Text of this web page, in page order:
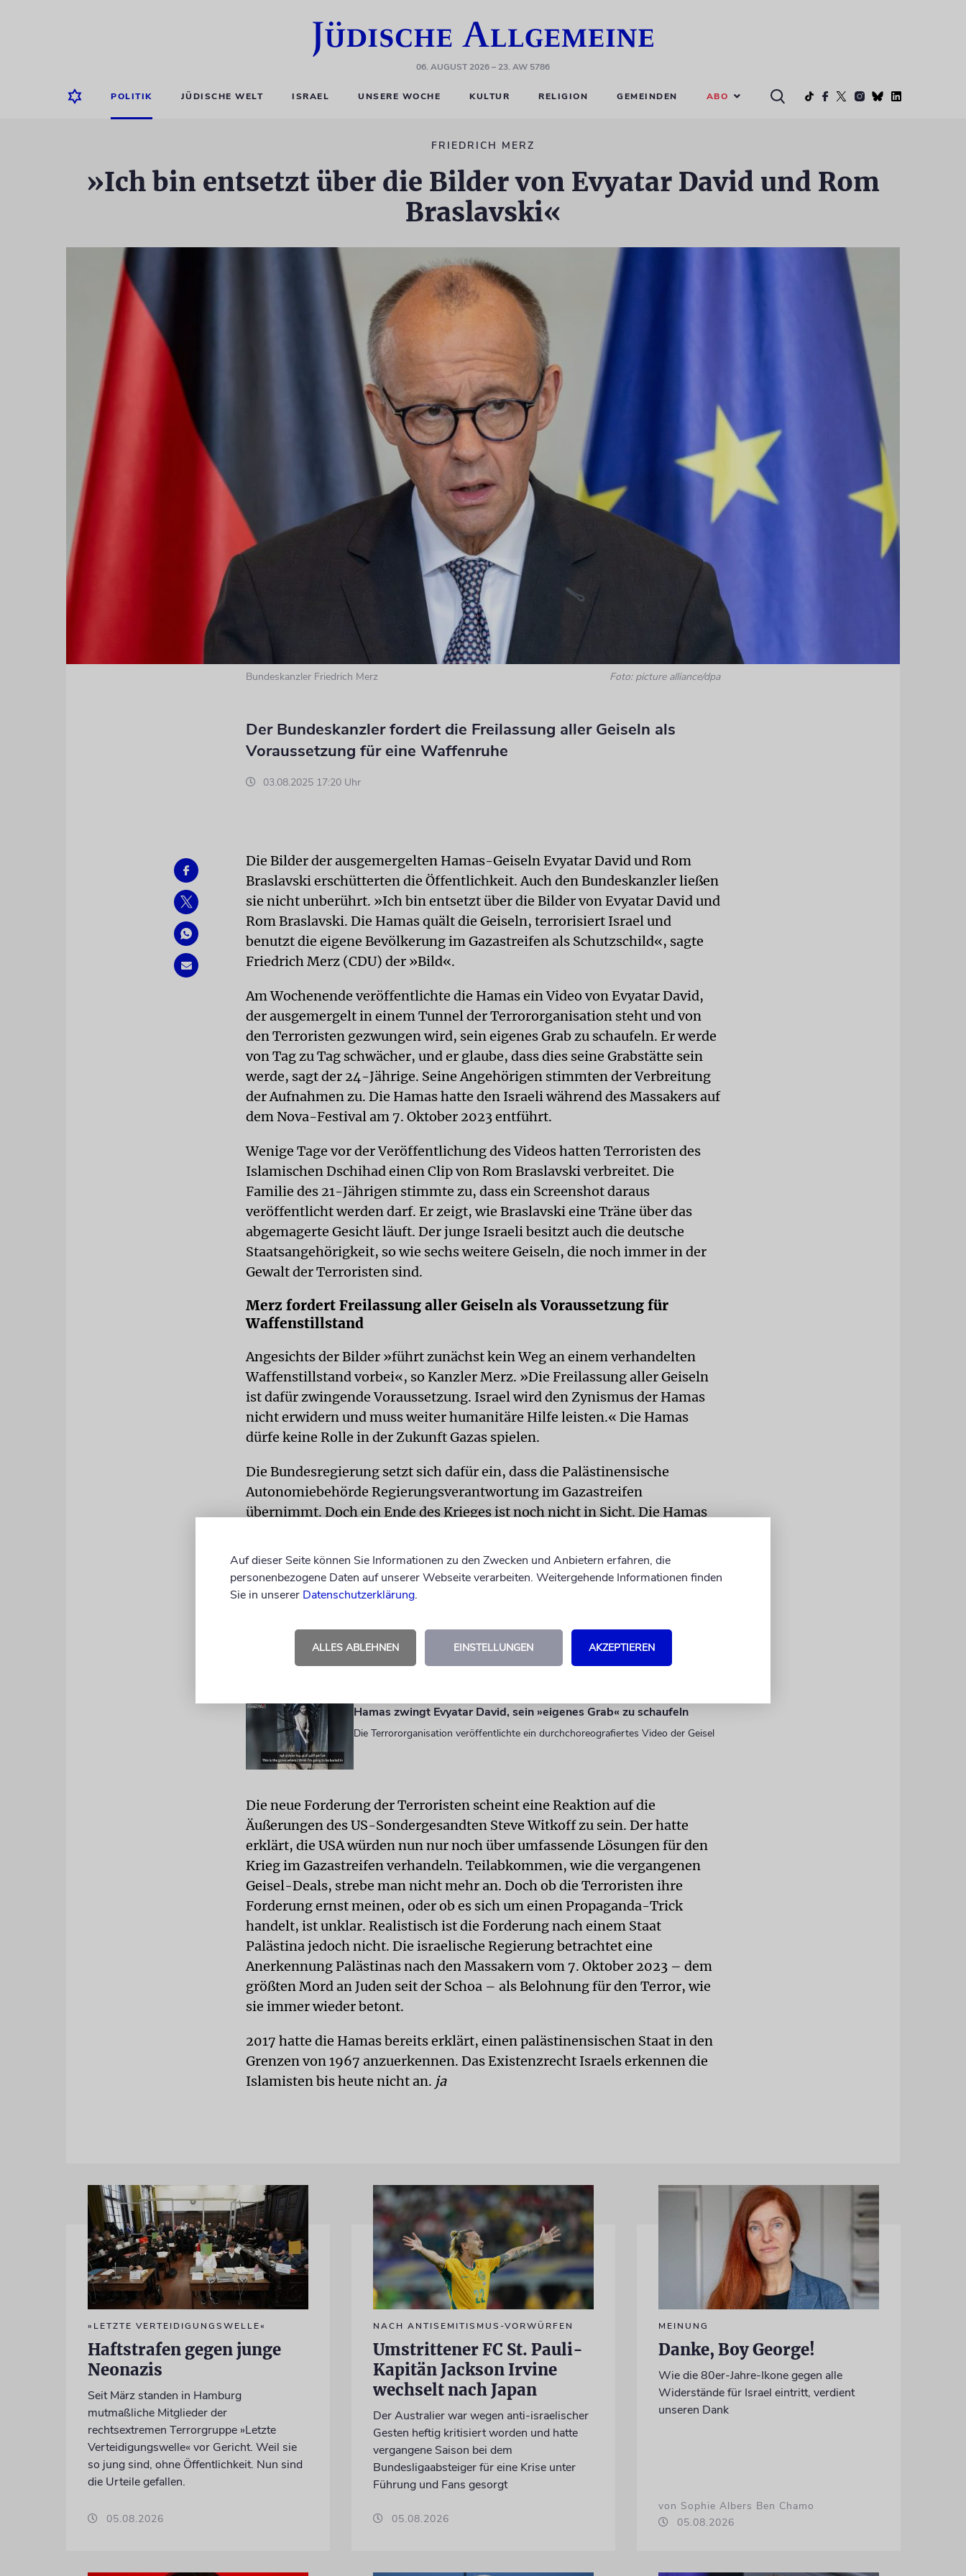
06. AUGUST 2026– 23. AW 5786
POLITIK JÜDISCHE WELT ISRAEL UNSERE WOCHE KULTUR RELIGION GEMEINDEN ABO
FRIEDRICH MERZ
»Ich bin entsetzt über die Bilder von Evyatar David und Rom
Braslavski«
Bundeskanzler Friedrich Merz Foto: picture alliance/dpa
Der Bundeskanzler fordert die Freilassung aller Geiseln als
Voraussetzung für eine Waffenruhe
03.08.2025 17:20 Uhr
Die Bilder der ausgemergelten Hamas-Geiseln Evyatar David und Rom
Braslavski erschütterten die Öffentlichkeit. Auch den Bundeskanzler ließen
sie nicht unberührt. »Ich bin entsetzt über die Bilder von Evyatar David und
Rom Braslavski. Die Hamas quält die Geiseln, terrorisiert Israel und
benutzt die eigene Bevölkerung im Gazastreifen als Schutzschild«, sagte
Friedrich Merz (CDU) der »Bild«.
Am Wochenende veröffentlichte die Hamas ein Video von Evyatar David,
der ausgemergelt in einem Tunnel der Terrororganisation steht und von
den Terroristen gezwungen wird, sein eigenes Grab zu schaufeln. Er werde
von Tag zu Tag schwächer, und er glaube, dass dies seine Grabstätte sein
werde, sagt der 24-Jährige. Seine Angehörigen stimmten der Verbreitung
der Aufnahmen zu. Die Hamas hatte den Israeli während des Massakers auf
dem Nova-Festival am 7. Oktober 2023 entführt.
Wenige Tage vor der Veröffentlichung des Videos hatten Terroristen des
Islamischen Dschihad einen Clip von Rom Braslavski verbreitet. Die
Familie des 21-Jährigen stimmte zu, dass ein Screenshot daraus
veröffentlicht werden darf. Er zeigt, wie Braslavski eine Träne über das
abgemagerte Gesicht läuft. Der junge Israeli besitzt auch die deutsche
Staatsangehörigkeit, so wie sechs weitere Geiseln, die noch immer in der
Gewalt der Terroristen sind.
Merz fordert Freilassung aller Geiseln als Voraussetzung für
Waffenstillstand
Angesichts der Bilder »führt zunächst kein Weg an einem verhandelten
Waffenstillstand vorbei«, so Kanzler Merz. »Die Freilassung aller Geiseln
ist dafür zwingende Voraussetzung. Israel wird den Zynismus der Hamas
nicht erwidern und muss weiter humanitäre Hilfe leisten.« Die Hamas
dürfe keine Rolle in der Zukunft Gazas spielen.
Die Bundesregierung setzt sich dafür ein, dass die Palästinensische
Autonomiebehörde Regierungsverantwortung im Gazastreifen
übernimmt. Doch ein Ende des Krieges ist noch nicht in Sicht. Die Hamas
Palästina gegründet worden sei.
LESEN SIE AUCH
Islamischer Dschihad veröffentlicht neues Geisel-Video
Seit fast zwei Jahren wird der 21 Jahre alte Israeli von Terroristen im Gazastreifen
Hamas zwingt Evyatar David, sein »eigenes Grab« zu schaufeln
Die Terrororganisation veröffentlichte ein durchchoreografiertes Video der Geisel
Die neue Forderung der Terroristen scheint eine Reaktion auf die
Äußerungen des US-Sondergesandten Steve Witkoff zu sein. Der hatte
erklärt, die USA würden nun nur noch über umfassende Lösungen für den
Krieg im Gazastreifen verhandeln. Teilabkommen, wie die vergangenen
Geisel-Deals, strebe man nicht mehr an. Doch ob die Terroristen ihre
Forderung ernst meinen, oder ob es sich um einen Propaganda-Trick
handelt, ist unklar. Realistisch ist die Forderung nach einem Staat
Palästina jedoch nicht. Die israelische Regierung betrachtet eine
Anerkennung Palästinas nach den Massakern vom 7. Oktober 2023 – dem
größten Mord an Juden seit der Schoa – als Belohnung für den Terror, wie
sie immer wieder betont.
2017 hatte die Hamas bereits erklärt, einen palästinensischen Staat in den
Grenzen von 1967 anzuerkennen. Das Existenzrecht Israels erkennen die
Islamisten bis heute nicht an. ja
»LETZTE VERTEIDIGUNGSWELLE«
Haftstrafen gegen junge
Neonazis
Seit März standen in Hamburg
mutmaßliche Mitglieder der
rechtsextremen Terrorgruppe »Letzte
Verteidigungswelle« vor Gericht. Weil sie
so jung sind, ohne Öffentlichkeit. Nun sind
die Urteile gefallen.
05.08.2026
NACH ANTISEMITISMUS-VORWÜRFEN
Umstrittener FC St. Pauli-
Kapitän Jackson Irvine
wechselt nach Japan
Der Australier war wegen anti-israelischer
Gesten heftig kritisiert worden und hatte
vergangene Saison bei dem
Bundesligaabsteiger für eine Krise unter
Führung und Fans gesorgt
05.08.2026
MEINUNG
Danke, Boy George!
Wie die 80er-Jahre-Ikone gegen alle
Widerstände für Israel eintritt, verdient
unseren Dank
von Sophie Albers Ben Chamo
05.08.2026
Auf dieser Seite können Sie Informationen zu den Zwecken und Anbietern erfahren, die
personenbezogene Daten auf unserer Webseite verarbeiten. Weitergehende Informationen finden
Sie in unserer Datenschutzerklärung.
ALLES ABLEHNEN EINSTELLUNGEN AKZEPTIEREN